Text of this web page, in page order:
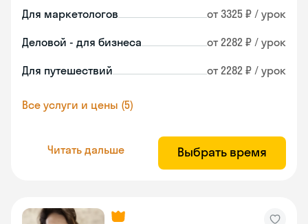
Для маркетологов от 3325 ₽ / урок
Деловой - для бизнеса от 2282 ₽ / урок
Для путешествий от 2282 ₽ / урок
Все услуги и цены (5)
Читать дальше Выбрать время